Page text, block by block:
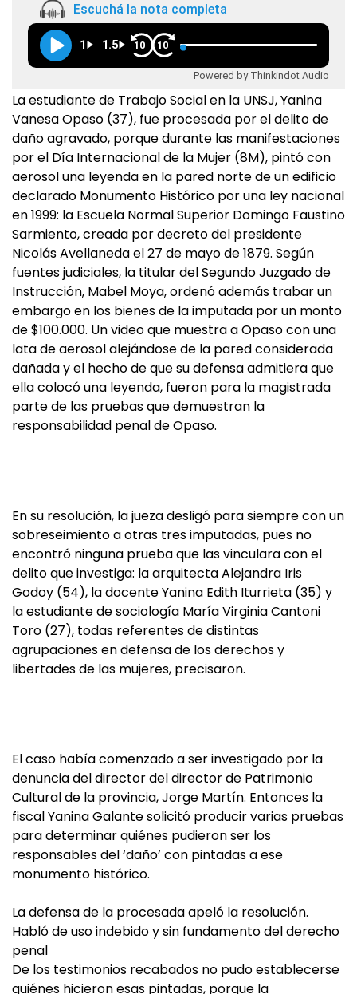
Escuchá la nota completa
1 1.5 10 10
Powered by Thinkindot Audio
La estudiante de Trabajo Social en la UNSJ, Yanina
Vanesa Opaso (37), fue procesada por el delito de
daño agravado, porque durante las manifestaciones
por el Día Internacional de la Mujer (8M), pintó con
aerosol una leyenda en la pared norte de un edificio
declarado Monumento Histórico por una ley nacional
en 1999: la Escuela Normal Superior Domingo Faustino
Sarmiento, creada por decreto del presidente
Nicolás Avellaneda el 27 de mayo de 1879. Según
fuentes judiciales, la titular del Segundo Juzgado de
Instrucción, Mabel Moya, ordenó además trabar un
embargo en los bienes de la imputada por un monto
de $100.000. Un video que muestra a Opaso con una
lata de aerosol alejándose de la pared considerada
dañada y el hecho de que su defensa admitiera que
ella colocó una leyenda, fueron para la magistrada
parte de las pruebas que demuestran la
responsabilidad penal de Opaso.
En su resolución, la jueza desligó para siempre con un
sobreseimiento a otras tres imputadas, pues no
encontró ninguna prueba que las vinculara con el
delito que investiga: la arquitecta Alejandra Iris
Godoy (54), la docente Yanina Edith Iturrieta (35) y
la estudiante de sociología María Virginia Cantoni
Toro (27), todas referentes de distintas
agrupaciones en defensa de los derechos y
libertades de las mujeres, precisaron.
El caso había comenzado a ser investigado por la
denuncia del director del director de Patrimonio
Cultural de la provincia, Jorge Martín. Entonces la
fiscal Yanina Galante solicitó producir varias pruebas
para determinar quiénes pudieron ser los
responsables del ‘daño’ con pintadas a ese
monumento histórico.
La defensa de la procesada apeló la resolución.
Habló de uso indebido y sin fundamento del derecho
penal
De los testimonios recabados no pudo establecerse
quiénes hicieron esas pintadas, porque la